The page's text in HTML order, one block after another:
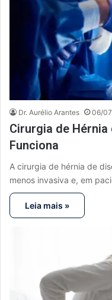
Dr. Aurélio Arantes 06/
Cirurgia de Hérnia
Funciona
A cirurgia de hérnia de
menos invasiva e, em
Leia mais »